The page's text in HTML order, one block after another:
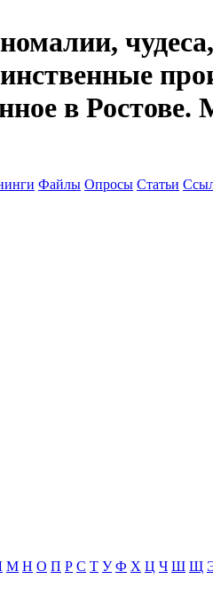
в
Файлы Опросы Статьи
М Н О П Р С Т У Ф Х Ц Ч Ш Щ